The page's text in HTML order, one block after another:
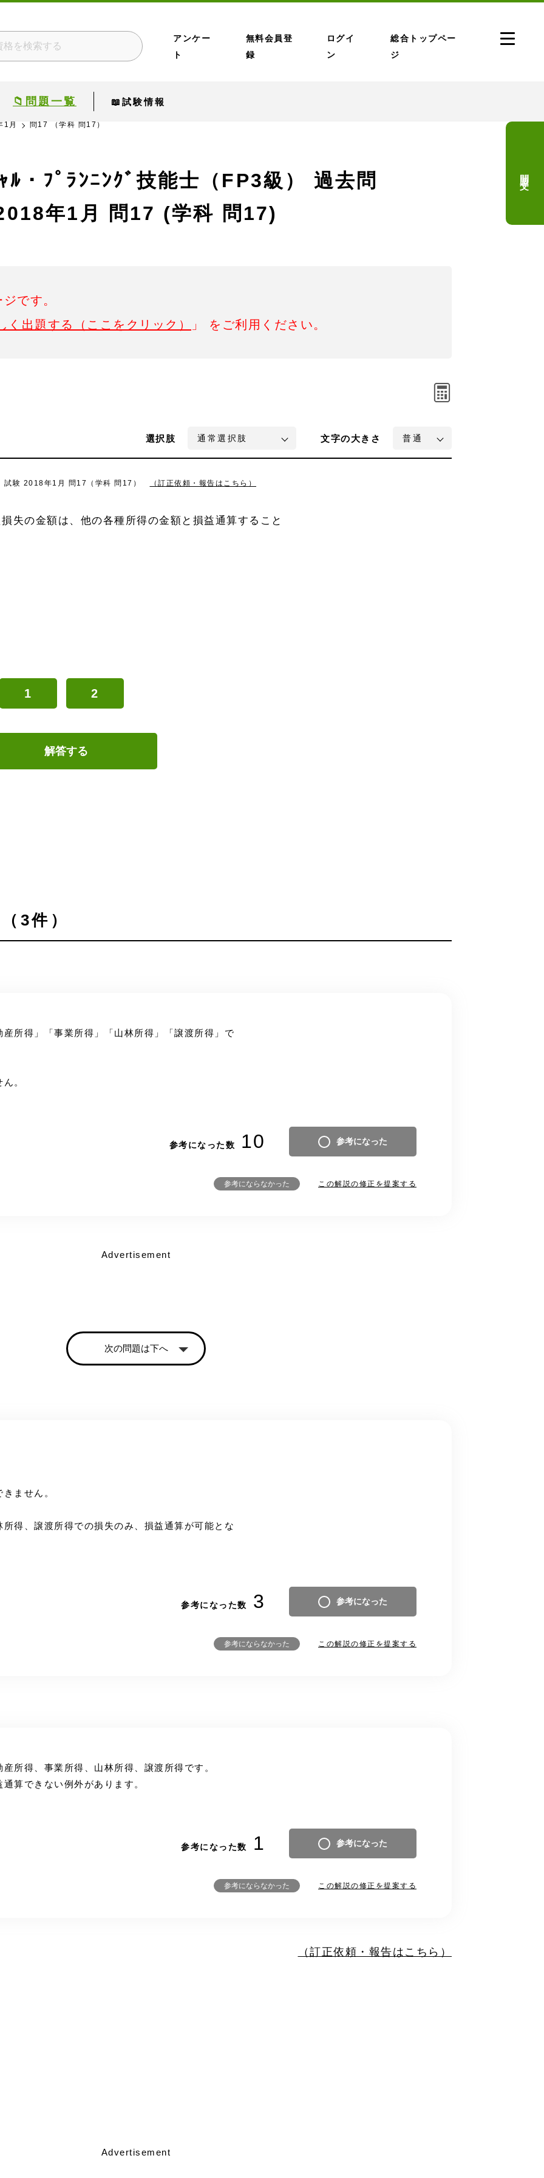
アンケー
ト
無料会員登
録
ログイ
ン
総合トップペー
ジ
📁問題一覧 📖試験情報
1月 問17 （学科 問17）
ﾙ・ﾌﾟﾗﾝﾆﾝｸﾞ技能士（FP3級） 過去問
年1月
問17 (学科 問17)
です。
く出題する（ここをクリック）
」 をご利用ください。
選択肢 文字の大きさ
試験 2018年1月 問17（学科 問17） （訂正依頼・報告はこちら）
失の金額は、他の各種所得の金額と損益通算すること
1 2
解答する
3件）
所得」「事業所得」「山林所得」「譲渡所得」で
。
参考になった数 10 参考になった
参考にならなかった この解説の修正を提案する
Advertisement
次の問題は下へ
ません。
得、譲渡所得での損失のみ、損益通算が可能とな
参考になった数 3 参考になった
参考にならなかった この解説の修正を提案する
所得、事業所得、山林所得、譲渡所得です。
算できない例外があります。
参考になった数 1 参考になった
参考にならなかった この解説の修正を提案する
（訂正依頼・報告はこちら）
Advertisement